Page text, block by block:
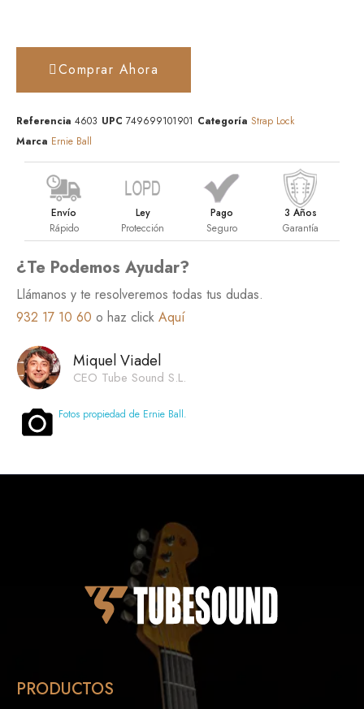
Comprar Ahora
Referencia 4603 UPC 749699101901 Categoría Strap Lock
Marca Ernie Ball
Envío
Rápido
Ley
Protección
Pago
Seguro
3 Años
Garantía
¿Te Podemos Ayudar?
Llámanos y te resolveremos todas tus dudas.
932 17 10 60 o haz click Aquí
Miquel Viadel
CEO Tube Sound S.L.
Fotos propiedad de Ernie Ball.
PRODUCTOS